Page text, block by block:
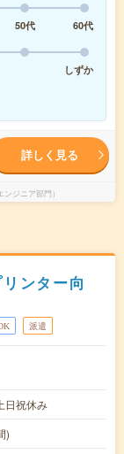
50代
60代
しずか
詳しく見る
ジニア部門）
ンター向
派遣
日祝休み
)